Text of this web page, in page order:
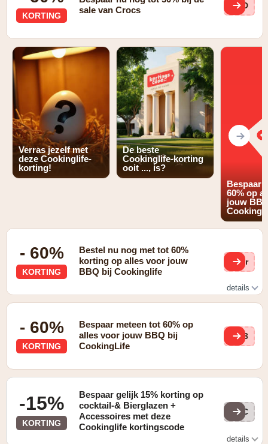
KORTING
sale van Crocs
HAD
Verras jezelf met
deze Cookinglife-
korting!
De beste
Cookinglife-korting
ooit ..., is?
Bespaar
60% op
jouw
- 60%
KORTING
Bestel nu nog met tot 60%
korting op alles voor jouw
BBQ bij Cookinglife
shr
details
- 60%
KORTING
Bespaar meteen tot 60% op
alles voor jouw BBQ bij
CookingLife
Kw3
-15%
KORTING
Bespaar gelijk 15% korting op
cocktail-& Bierglazen +
Accessoires met deze
Cookinglife kortingscode
COC
details